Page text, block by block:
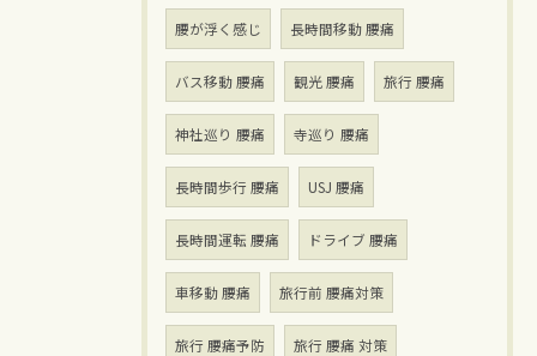
腰が浮く感じ 長時間移動 腰痛
バス移動 腰痛 観光 腰痛 旅行 腰痛
神社巡り 腰痛 寺巡り 腰痛
長時間歩行 腰痛 USJ 腰痛
長時間運転 腰痛 ドライブ 腰痛
車移動 腰痛 旅行前 腰痛対策
旅行 腰痛予防 旅行 腰痛 対策